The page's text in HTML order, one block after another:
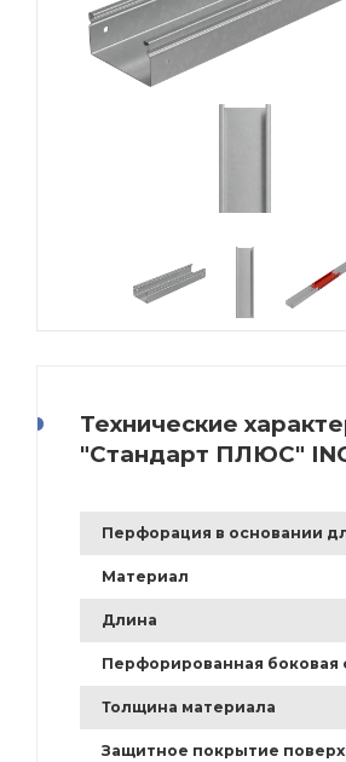
Технические
"Стандарт ПЛЮС"
Перфорация в основании
Материал
Длина
Перфорированная боковая
Толщина материала
Защитное покрытие